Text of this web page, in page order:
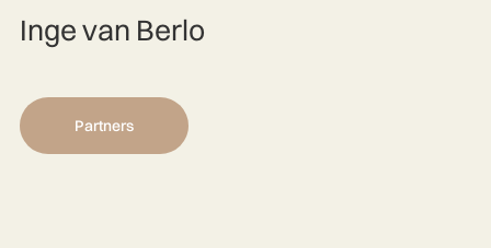
Inge van Berlo
Partners